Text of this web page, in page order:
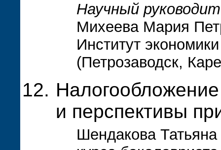
Научный
Михеева Мария
Институт
(Петрозаводск,
и перспективы
Шендакова